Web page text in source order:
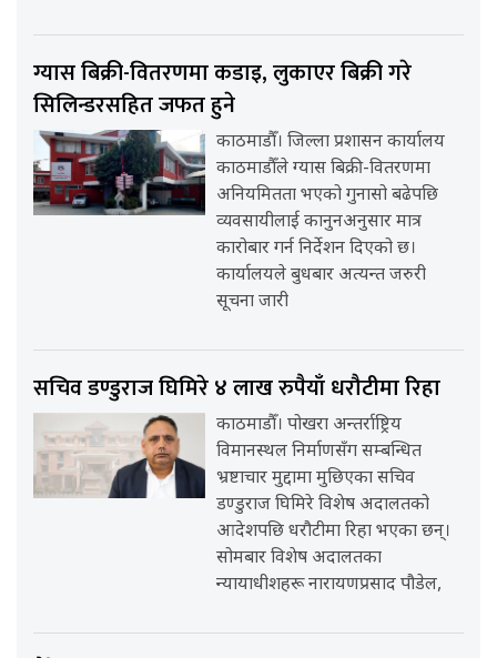
ग्यास बिक्री-वितरणमा कडाइ, लुकाएर बिक्री गरे
सिलिन्डरसहित जफत हुने
काठमाडौँ। जिल्ला प्रशासन कार्यालय
काठमाडौँले ग्यास बिक्री-वितरणमा
अनियमितता भएको गुनासो बढेपछि
व्यवसायीलाई कानुनअनुसार मात्र
कारोबार गर्न निर्देशन दिएको छ।
कार्यालयले बुधबार अत्यन्त जरुरी
सूचना जारी
सचिव डण्डुराज घिमिरे ४ लाख रुपैयाँ धरौटीमा रिहा
काठमाडौँ। पोखरा अन्तर्राष्ट्रिय
विमानस्थल निर्माणसँग सम्बन्धित
भ्रष्टाचार मुद्दामा मुछिएका सचिव
डण्डुराज घिमिरे विशेष अदालतको
आदेशपछि धरौटीमा रिहा भएका छन्।
सोमबार विशेष अदालतका
न्यायाधीशहरू नारायणप्रसाद पौडेल,